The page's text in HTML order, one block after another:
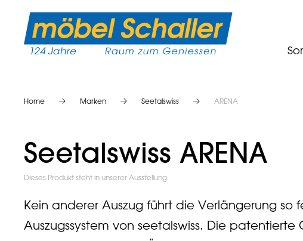
Home Marken Seetalswiss ARENA
Seetalswiss ARENA
Dieses Produkt steht in unserer Ausstellung
Kein anderer Auszug führt die Verlängerung
Auszugssystem von seetalswiss. Die